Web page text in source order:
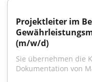
Projektleiter im
(m/w/d)
Sie übernehmen die
Dokumentation von